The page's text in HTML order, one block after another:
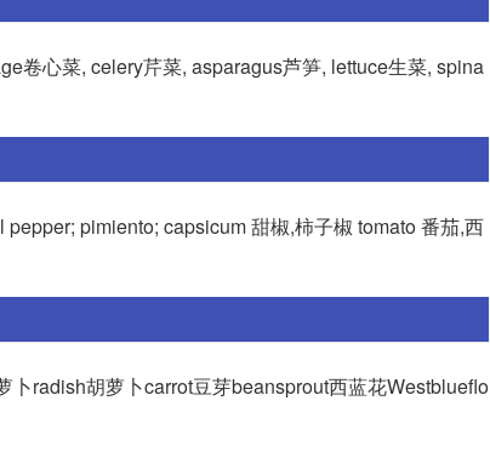
卷心菜, celery芹菜, asparagus芦笋, lettuce生菜, spina
pimiento; capsicum 甜椒,柿子椒 tomato 番茄,西
radish胡萝卜carrot豆芽beansprout西蓝花Westblueflo